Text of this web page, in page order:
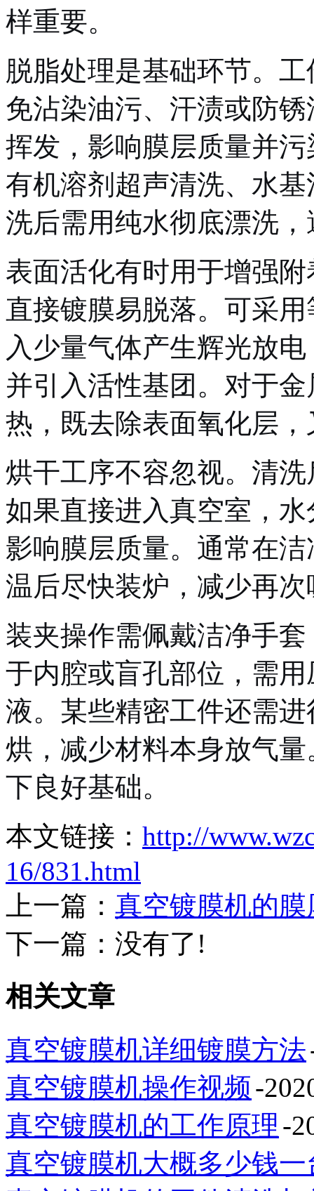
样重要。
脱脂处理是基础环节。
免沾染油污、汗渍或防
挥发，影响膜层质量并
有机溶剂超声清洗、水
洗后需用纯水彻底漂洗
表面活化有时用于增强
直接镀膜易脱落。可采
入少量气体产生辉光放
并引入活性基团。对于
热，既去除表面氧化层
烘干工序不容忽视。清
如果直接进入真空室，
影响膜层质量。通常在
温后尽快装炉，减少再
装夹操作需佩戴洁净手
于内腔或盲孔部位，需
液。某些精密工件还需
烘，减少材料本身放气
下良好基础。
本文链接： http://
16/831.html
上一篇： 真空镀膜机的
下一篇：没有了!
相关文章
真空镀膜机详细镀膜方法
真空镀膜机操作视频-
真空镀膜机的工作原理 -
真空镀膜机大概多少钱一